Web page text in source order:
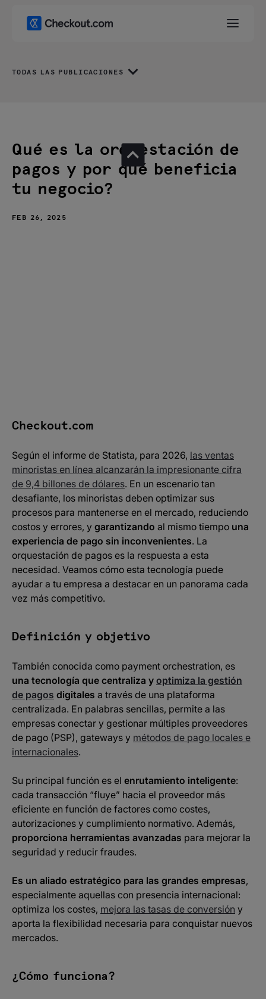
TODAS LAS PUBLICACIONES
Qué es la orquestación de
pagos y por qué beneficia
tu negocio?
FEB 26, 2025
Checkout.com
Según el informe de Statista, para 2026, las ventas
minoristas en línea alcanzarán la impresionante cifra
de 9,4 billones de dólares. En un escenario tan
desafiante, los minoristas deben optimizar sus
procesos para mantenerse en el mercado, reduciendo
costos y errores, y garantizando al mismo tiempo una
experiencia de pago sin inconvenientes. La
orquestación de pagos es la respuesta a esta
necesidad. Veamos cómo esta tecnología puede
ayudar a tu empresa a destacar en un panorama cada
vez más competitivo.
Definición y objetivo
También conocida como payment orchestration, es
una tecnología que centraliza y optimiza la gestión
de pagos digitales a través de una plataforma
centralizada. En palabras sencillas, permite a las
empresas conectar y gestionar múltiples proveedores
de pago (PSP), gateways y métodos de pago locales e
internacionales.
Su principal función es el enrutamiento inteligente:
cada transacción “fluye” hacia el proveedor más
eficiente en función de factores como costes,
autorizaciones y cumplimiento normativo. Además,
proporciona herramientas avanzadas para mejorar la
seguridad y reducir fraudes.
Es un aliado estratégico para las grandes empresas,
especialmente aquellas con presencia internacional:
optimiza los costes, mejora las tasas de conversión y
aporta la flexibilidad necesaria para conquistar nuevos
mercados.
¿Cómo funciona?